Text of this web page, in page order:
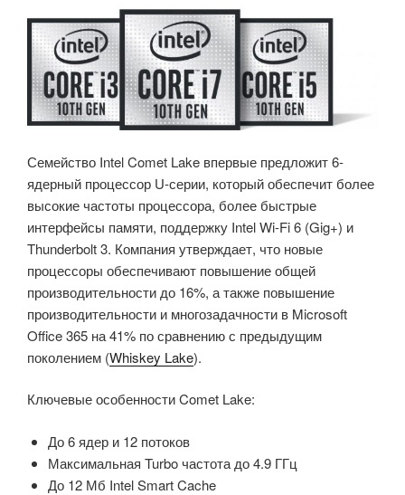
Семейство Intel Comet Lake впервые предложит 6-
ядерный процессор U-серии, который обеспечит более
высокие частоты процессора, более быстрые
интерфейсы памяти, поддержку Intel Wi-Fi 6 (Gig+) и
Thunderbolt 3. Компания утверждает, что новые
процессоры обеспечивают повышение общей
производительности до 16%, а также повышение
производительности и многозадачности в Microsoft
Office 365 на 41% по сравнению с предыдущим
поколением (Whiskey Lake).
Ключевые особенности Comet Lake:
До 6 ядер и 12 потоков
Максимальная Turbo частота до 4.9 ГГц
До 12 Мб Intel Smart Cache